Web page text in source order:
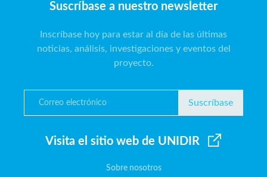
Suscríbase a nuestro newsletter
Inscríbase hoy para estar al día de las últimas
noticias, análisis, investigaciones y eventos del
proyecto.
Suscríbase
Visita el sitio web de UNIDIR
Sobre nosotros